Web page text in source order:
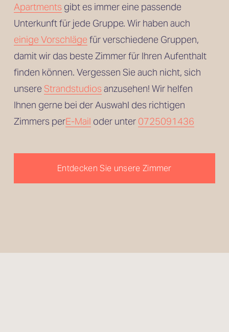
Apartments gibt es immer eine passende
einige Vorschläge für verschiedene Gruppen,
damit wir das beste Zimmer für Ihren Aufenthalt
finden können. Vergessen Sie auch nicht, sich
unsere Strandstudios anzusehen! Wir helfen
Ihnen gerne bei der Auswahl des richtigen
Zimmers perE-Mail oder unter 0725091436
Entdecken Sie unsere Zimmer